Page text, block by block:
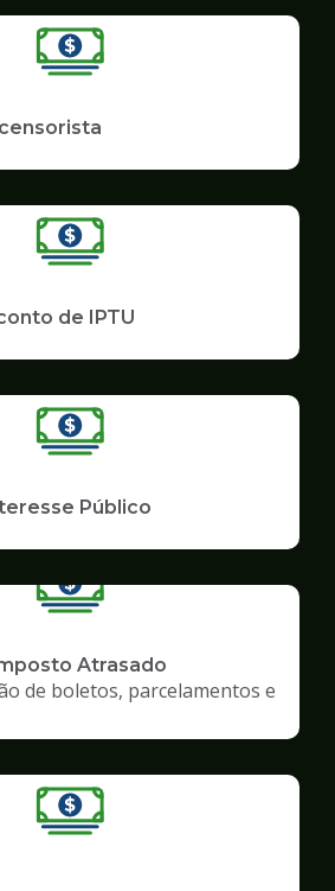
de IPTU
Público
Atrasado
de boletos, parcelamentos e